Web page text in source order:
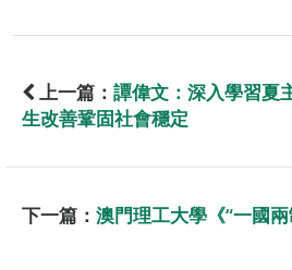
上一篇： 譚偉文：深入學習夏
生改善鞏固社會穩定
下一篇： 澳門理工大學《“一國